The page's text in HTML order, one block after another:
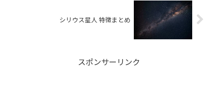
シリウス星人 特徴まとめ
スポンサーリンク